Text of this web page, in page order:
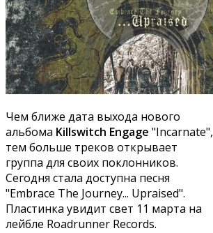
Чем ближе дата выхода нового
альбома Killswitch Engage "Incarnate",
тем больше треков открывает
группа для своих поклонников.
Сегодня стала доступна песня
"Embrace The Journey... Upraised".
Пластинка увидит свет 11 марта на
лейбле Roadrunner Records.